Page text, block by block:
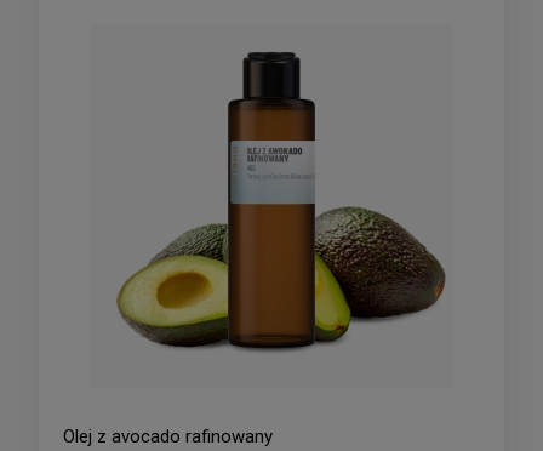
Olej z avocado rafinowany